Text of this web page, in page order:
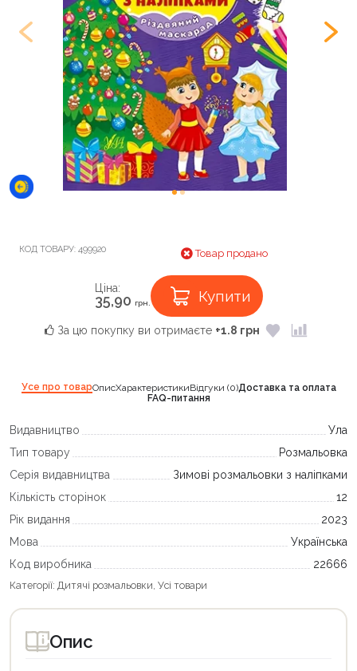
КОД ТОВАРУ: 499920 Товар продано
Ціна:
35,90 грн. Купити
За цю покупку ви отримаєте +1.8 грн
Усе про товарОписХарактеристикиВідгуки (0)Доставка та оплата
FAQ-питання
Видавництво
Ула
Тип товару
Розмальовка
Серія видавництва
Зимові розмальовки з наліпками
Кількість сторінок
12
Рік видання
2023
Мова
Українська
Код виробника
22666
Категорії: Дитячі розмальовки, Усі товари
Опис